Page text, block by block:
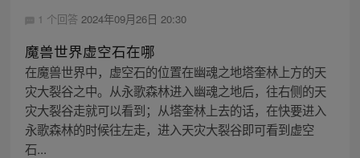
1 个回答 2024年09月26日 20:30
魔兽世界虚空石在哪
在魔兽世界中，虚空石的位置在幽魂之地塔奎林上方的天
灾大裂谷之中。从永歌森林进入幽魂之地后，往右侧的天
灾大裂谷走就可以看到；从塔奎林上去的话，在快要进入
永歌森林的时候往左走，进入天灾大裂谷即可看到虚空
石...